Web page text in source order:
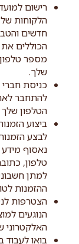
רישום
הלקוחות
חדשים
הכוללים
מספר
שלך.
כניסת חברי
להתחבר
הטלפון
ביצוע
לבצע
נאסוף
טלפון,
למתן
ההזמנות
הצטרפות
הנוגעים
האלקטרוני
בואו לעבוד